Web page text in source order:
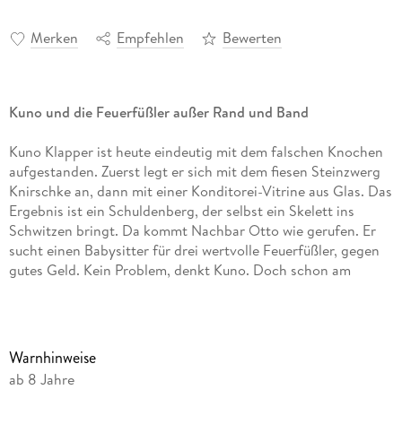
Merken Empfehlen Bewerten
Kuno und die Feuerfüßler außer Rand und Band
Kuno Klapper ist heute eindeutig mit dem falschen Knochen
aufgestanden. Zuerst legt er sich mit dem fiesen Steinzwerg
Knirschke an, dann mit einer Konditorei-Vitrine aus Glas. Das
Ergebnis ist ein Schuldenberg, der selbst ein Skelett ins
Schwitzen bringt. Da kommt Nachbar Otto wie gerufen. Er
sucht einen Babysitter für drei wertvolle Feuerfüßler, gegen
gutes Geld. Kein Problem, denkt Kuno. Doch schon am
Locker gesetzter Text, üppig illustriert - prima auch für
ungeübte Leser und Leserinnen ab 8 Jahren
Warnhinweise
ab 8 Jahre